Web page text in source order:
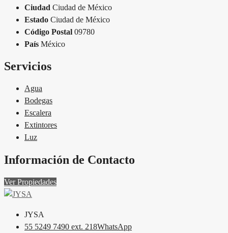
Ciudad Ciudad de México
Estado Ciudad de México
Código Postal 09780
País México
Servicios
Agua
Bodegas
Escalera
Extintores
Luz
Información de Contacto
Ver Propiedades
JYSA
55 5249 7490 ext. 218WhatsApp